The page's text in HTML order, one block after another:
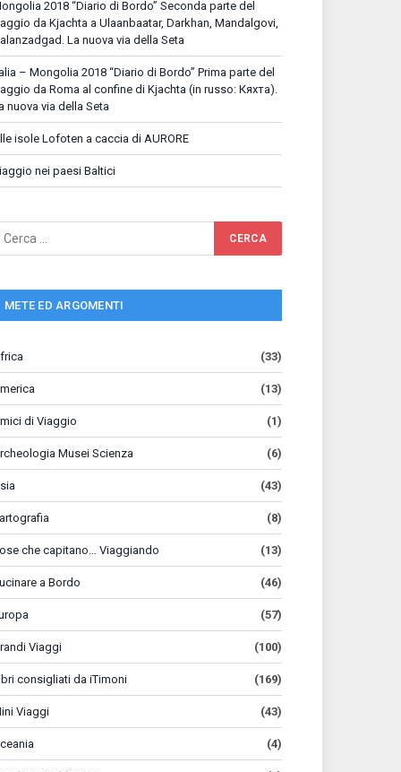
2018 “Diario di Bordo” Seconda parte del
da Kjachta a Ulaanbaatar, Darkhan, Mandalgovi,
La nuova via della Seta
– Mongolia 2018 “Diario di Bordo” Prima parte del
da Roma al confine di Kjachta (in russo: Кяхта).
nuova via della Seta
isole Lofoten a caccia di AURORE
nei paesi Baltici
METE ED ARGOMENTI
(33)
(13)
di Viaggio (1)
Musei Scienza (6)
(43)
(8)
che capitano… Viaggiando (13)
a Bordo (46)
(57)
Viaggi (100)
consigliati da iTimoni (169)
Viaggi (43)
(4)